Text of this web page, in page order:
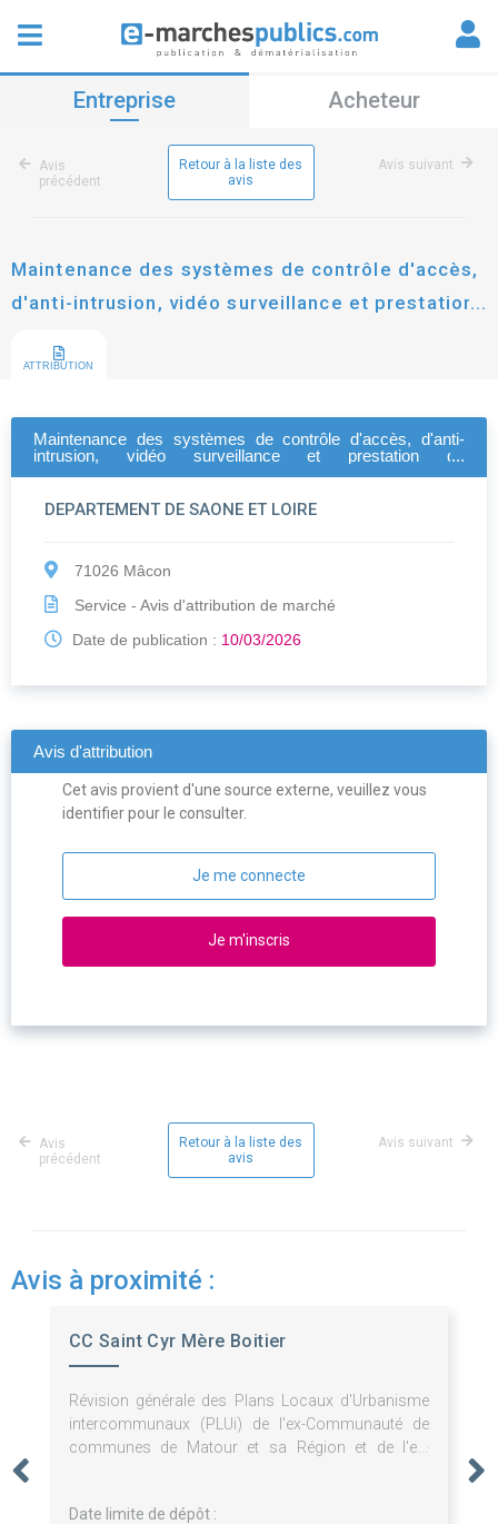
Entreprise Acheteur
Avis
précédent
Retour à la liste des
avis
Avis suivant
Maintenance des systèmes de contrôle d'accès,
d'anti-intrusion, vidéo surveillance et prestation
différents sites du départements de saône et
ATTRIBUTION
Maintenance des systèmes de contrôle d'accès, d'anti-
intrusion, vidéo surveillance et prestation de
DEPARTEMENT DE SAONE ET LOIRE
71026 Mâcon
Service - Avis d'attribution de marché
Date de publication : 10/03/2026
Avis d'attribution
Cet avis provient d'une source externe, veuillez vous
identifier pour le consulter.
Je me connecte
Je m'inscris
Avis
précédent
Retour à la liste des
avis
Avis suivant
Avis à proximité :
CC Saint Cyr Mère Boitier
Révision générale des Plans Locaux d'Urbanisme
intercommunaux (PLUi) de l'ex-Communauté de
communes de Matour et sa Région et de l'ex-
que le territoire de la Communauté de communes
Date limite de dépôt :